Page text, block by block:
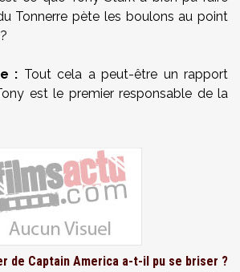
Tonnerre pète les boulons au point
: Tout cela a peut-être un rapport
est le premier responsable de la
de Captain America a-t-il pu se briser ?